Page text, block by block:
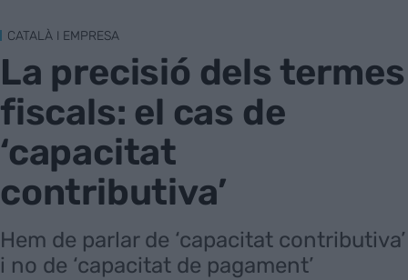
CATALÀ I EMPRESA
La precisió dels termes
fiscals: el cas de
‘capacitat
contributiva’
Hem de parlar de ‘capacitat contributiva’
i no de ‘capacitat de pagament’